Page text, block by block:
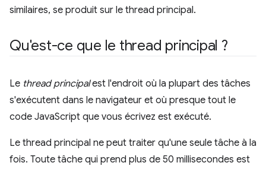
similaires, se produit sur le thread principal.
Qu'est-ce que le thread principal ?
Le thread principalest l'endroit où la plupart des tâches
s'exécutent dans le navigateur et où presque tout le
code JavaScript que vous écrivez est exécuté.
Le thread principal ne peut traiter qu'une seule tâche à la
fois. Toute tâche qui prend plus de 50 millisecondes est